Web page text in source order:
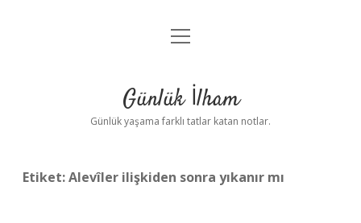
Anasayfa
Yasal Uyarı
menüyü
Günlük İlham
Günlük yaşama farklı tatlar katan notlar.
Etiket:Alevîler ilişkiden sonra yıkanır mı